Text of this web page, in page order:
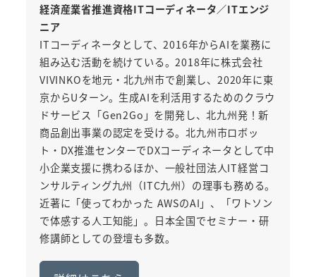
経済産業省推進資格ITコーディネータ／ITエンジ
ニア
ITコーディネータとして、2016年からAIを業務に
組み込む活動を続けている。2018年に株式会社
VIVINKOを地元・北九州市で創業し、2020年に東
京からUターン。生成AIを利活用するためのクラウ
ドサービス「Gen2Go」を開発し、北九州発！新
商品創出事業の認定を受ける。北九州市ロボッ
ト・DX推進センターでDXコーディネータとして中
小企業支援に携わるほか、一般社団法人IT経営コ
ンサルティング九州（ITC九州）の理事も務める。
近著に「使ってわかった AWSのAI」、「ワトソン
で体感する人工知能」。日本全国でセミナー・研
修講師としての登壇も多数。